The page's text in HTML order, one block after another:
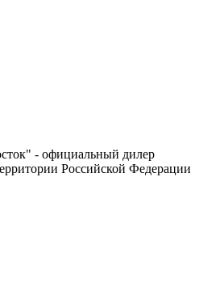
- официальный дилер
Российской Федерации